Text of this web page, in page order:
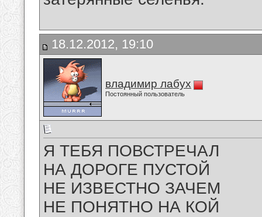
18.12.2012, 19:10
владимир лабух
Постоянный пользователь
Я ТЕБЯ ПОВСТРЕЧАЛ
НА ДОРОГЕ ПУСТОЙ
НЕ ИЗВЕСТНО ЗАЧЕМ
НЕ ПОНЯТНО НА КОЙ